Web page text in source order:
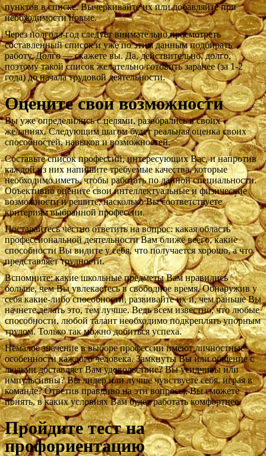
пунктов в списке. Вычеркивайте их или добавляйте при
необходимости новые.
Через полгода-год следует внимательно просмотреть
составленный список и уже по этим данным подбирать
работу. Долго — скажете вы. Да, действительно, долго,
поэтому такой список желательно готовить заранее (за 1-2
года) до начала трудовой деятельности.
Оцените свои возможности
Вы уже определились с целями, разобрались в своих
желаниях. Следующим шагом будет реальная оценка своих
способностей, навыков и возможностей.
Составьте список профессий, интересующих Вас, и напротив
каждой из них напишите требуемые качества, которые
необходимо иметь, чтобы работать по данной специальности.
Объективно оцените свои интеллектуальные и физические
возможности и решите, насколько Вы соответствуете
критериям выбранной профессии.
Постарайтесь честно ответить на вопрос: какая область
профессиональной деятельности Вам ближе всего, какие
способности Вы видите у себя, что получается хорошо, а что
представляет трудности.
Вспомните: какие школьные предметы Вам нравились
больше, чем Вы увлекаетесь в свободное время. Обнаружив у
себя какие-либо способности, развивайте их и, чем раньше Вы
начнете делать это, тем лучше. Ведь всем известно, что любые
способности, любой талант необходимо подкреплять упорным
трудом. Только так можно добиться успеха.
Немалое значение в выборе профессии имеют личностные
особенности каждого человека. Замкнуты Вы или общение с
людьми доставляет Вам удовольствие? Вы усидчивы или
импульсивны? Вы лидер или лучше чувствуете себя, играя в
команде? Ответив правдиво на эти вопросы, Вы сможете
понять, в каких условиях Вам будет работать комфортнее.
Пройдите тест на
профориентацию